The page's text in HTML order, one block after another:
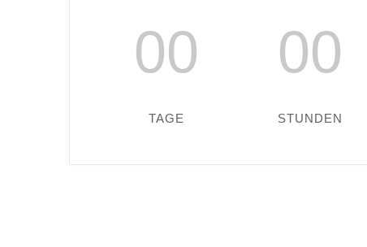
00
TAGE
00
STUNDEN